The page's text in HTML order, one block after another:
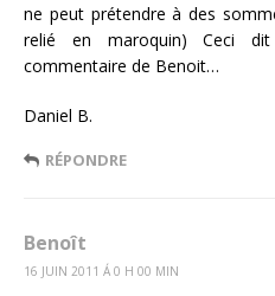
ne peut prétendre à des
relié en maroquin) Ceci
commentaire de Benoit…
Daniel B.
RÉPONDRE
Benoît
16 JUIN 2011 Á 0 H 00 MIN